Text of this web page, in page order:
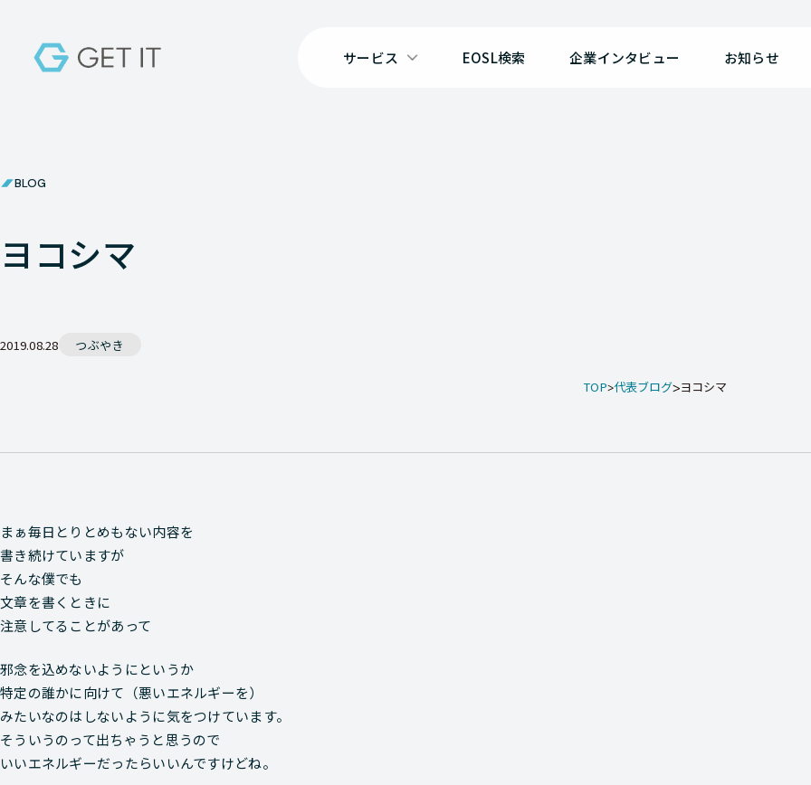
サービス EOSL検索 企業インタビュー お知らせ
BLOG
ヨコシマ
2019.08.28 つぶやき
TOP 代表ブログ ヨコシマ
まぁ毎日とりとめもない内容を
書き続けていますが
そんな僕でも
文章を書くときに
注意してることがあって
邪念を込めないようにというか
特定の誰かに向けて（悪いエネルギーを）
みたいなのはしないように気をつけています。
そういうのって出ちゃうと思うので
いいエネルギーだったらいいんですけどね。